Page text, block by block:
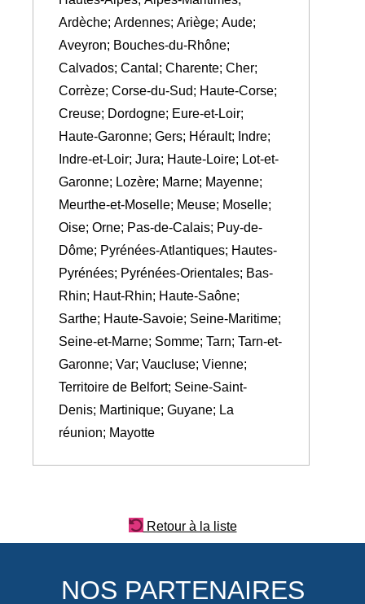
Ardèche; Ardennes; Ariège; Aude;
Aveyron; Bouches-du-Rhône;
Calvados; Cantal; Charente; Cher;
Corrèze; Corse-du-Sud; Haute-Corse;
Creuse; Dordogne; Eure-et-Loir;
Haute-Garonne; Gers; Hérault; Indre;
Indre-et-Loir; Jura; Haute-Loire; Lot-et-
Garonne; Lozère; Marne; Mayenne;
Meurthe-et-Moselle; Meuse; Moselle;
Oise; Orne; Pas-de-Calais; Puy-de-
Dôme; Pyrénées-Atlantiques; Hautes-
Pyrénées; Pyrénées-Orientales; Bas-
Rhin; Haut-Rhin; Haute-Saône;
Sarthe; Haute-Savoie; Seine-Maritime;
Seine-et-Marne; Somme; Tarn; Tarn-et-
Garonne; Var; Vaucluse; Vienne;
Territoire de Belfort; Seine-Saint-
Denis; Martinique; Guyane; La
réunion; Mayotte
Retour à la liste
NOS PARTENAIRES